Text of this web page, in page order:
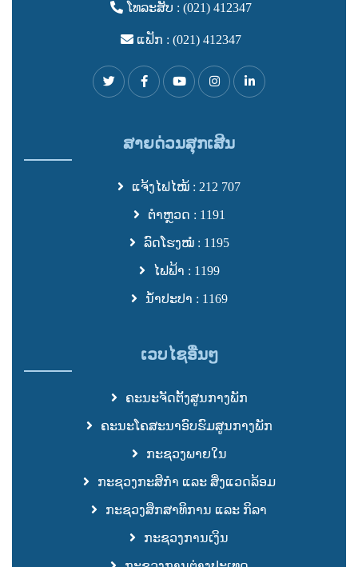
ໂທລະສັບ : (021) 412347
ແຟັກ : (021) 412347
ສາຍດ່ວນສຸກເສີນ
ແຈ້ງໄຟໄໝ້ : 212 707
ຕຳຫຼວດ : 1191
ລົດໂຮງໝໍ : 1195
ໄຟຟ້າ : 1199
ນ້ຳປະປາ : 1169
ເວບໄຊອື່ນໆ
ຄະນະຈັດຕັ້ງສູນກາງພັກ
ຄະນະໂຄສະນາອົບຮົມສູນກາງພັກ
ກະຊວງພາຍໃນ
ກະຊວງກະສິກຳ ແລະ ສິ່ງແວດລ້ອມ
ກະຊວງສຶກສາທິການ ແລະ ກິລາ
ກະຊວງການເງິນ